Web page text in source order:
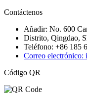
Contáctenos
Añadir: No. 600
Distrito, Qingdao,
Teléfono: +86 185
Correo electrónico:
Código QR